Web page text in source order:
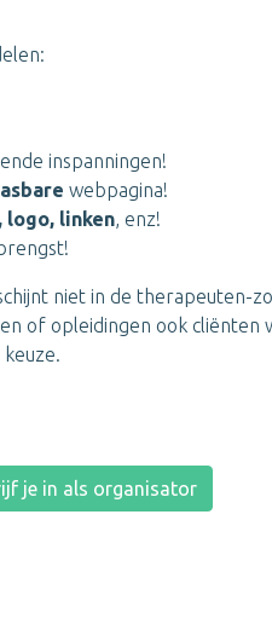
inspanningen!
webpagina!
logo, linken, enz!
niet in de therapeuten-
of opleidingen ook cliënten
je in als organisator